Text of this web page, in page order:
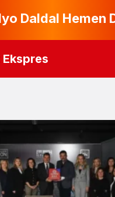
Daldal Hemen